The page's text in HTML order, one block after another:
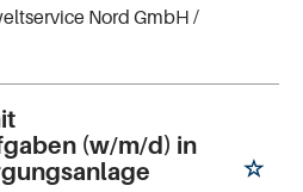
Nord GmbH /
(w/m/d) in